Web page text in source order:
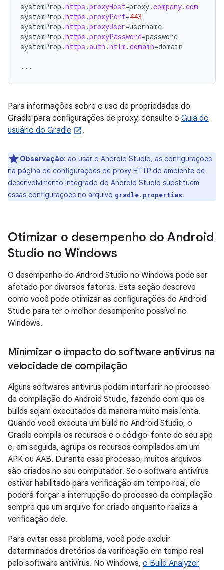
systemProp .https .proxyHost=proxy.company.com
systemProp .https .proxyPort=443
systemProp .https .proxyUser=username
systemProp .https .proxyPassword=password
systemProp .https .auth .ntlm .domain=domain
...
Para informações sobre o uso de propriedades do
Gradle para configurações de proxy, consulte o Guia do
usuário do Gradle
.
Observação: ao usar o Android Studio, as configurações
na página de configurações de proxy HTTP do ambiente de
desenvolvimento integrado do Android Studio substituem
essas configurações no arquivo gradle.properties.
Otimizar o desempenho do Android
Studio no Windows
O desempenho do Android Studio no Windows pode ser
afetado por diversos fatores. Esta seção descreve
como você pode otimizar as configurações do Android
Studio para ter o melhor desempenho possível no
Windows.
Minimizar o impacto do software antivírus na
velocidade de compilação
Alguns softwares antivírus podem interferir no processo
de compilação do Android Studio, fazendo com que os
builds sejam executados de maneira muito mais lenta.
Quando você executa um build no Android Studio, o
Gradle compila os recursos e o código-fonte do seu app
e, em seguida, agrupa os recursos compilados em um
APK ou AAB. Durante esse processo, muitos arquivos
são criados no seu computador. Se o software antivírus
estiver habilitado para verificação em tempo real, ele
poderá forçar a interrupção do processo de compilação
sempre que um arquivo for criado enquanto realiza a
verificação dele.
Para evitar esse problema, você pode excluir
determinados diretórios da verificação em tempo real
pelo software antivírus. No Windows, o Build Analyzer